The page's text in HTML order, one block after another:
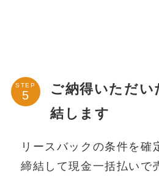
STEP
ご納得いただ
結します
リースバックの条件を確
締結して現金一括払いで